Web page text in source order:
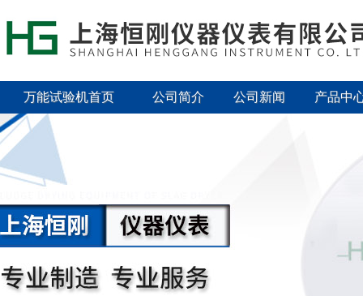
万能试验机首页 公司简介 公司新闻 产品中